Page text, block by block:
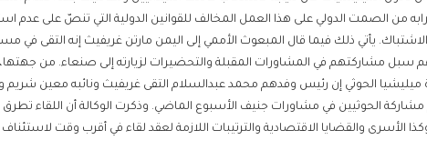
من الصمت الدولي على هذا العمل المخالف للقوانين الدولية التي تنصّ على عدم
والاشتباك. يأتي ذلك فيما قال المبعوث الأممي إلى اليمن مارتن غريفيث إنه التقى في
مشاركتهم في المشاورات المقبلة والتحضيرات لزيارته إلى صنعاء. من جهتها،
ميليشيا الحوثي إن رئيس وفدهم محمد عبدالسلام التقى غريفيث ونائبه معين
الحوثيين في مشاورات جنيف الأسبوع الماضي. وذكرت الوكالة أن اللقاء تطرق
الأسرى والقضايا الاقتصادية والترتيبات اللازمة لعقد لقاء في أقرب وقت لاستئناف